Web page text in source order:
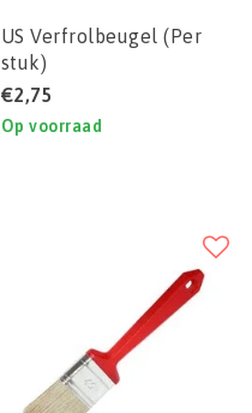
US Verfrolbeugel (Per
stuk)
€2,75
Op voorraad